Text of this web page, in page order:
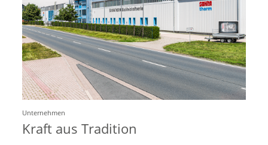
Unternehmen
Kraft aus Tradition